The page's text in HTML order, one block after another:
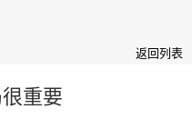
返回列表
重要